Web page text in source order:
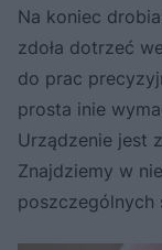
Na koniec
zdoła dotrzeć
do prac
prosta inie
Urządzenie jest
Znajdziemy w
poszczególnych